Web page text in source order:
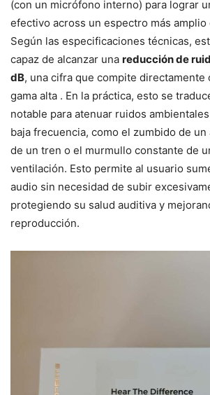
(con un micrófono interno) para lograr
efectivo across un espectro más amplio
Según las especificaciones técnicas,
capaz de alcanzar una reducción de
dB, una cifra que compite directamente
gama alta . En la práctica, esto se
notable para atenuar ruidos
baja frecuencia, como el zumbido de
de un tren o el murmullo constante de
ventilación. Esto permite al usuario
audio sin necesidad de subir
protegiendo su salud auditiva y
reproducción.